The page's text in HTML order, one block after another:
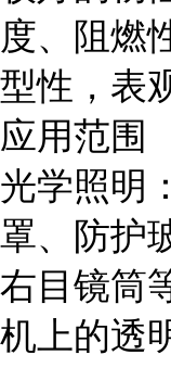
度、阻燃
型性，表
应用范围
光学照明
罩、防护
右目镜筒
机上的透